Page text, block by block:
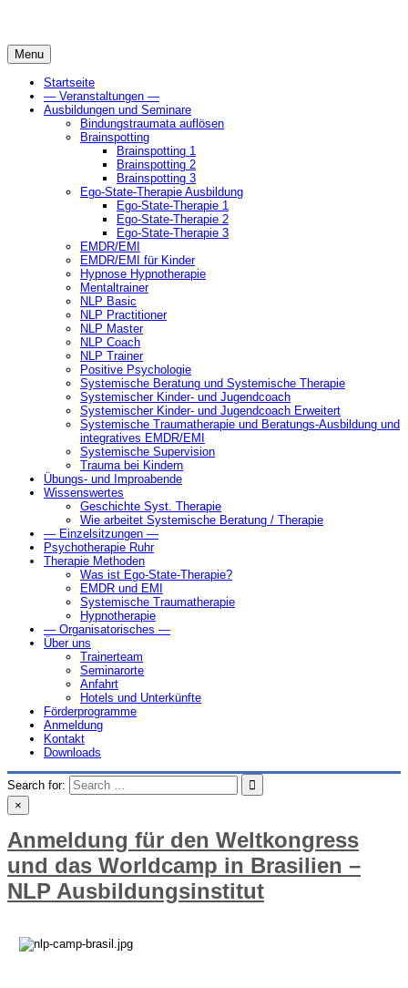
Menu
Startseite
— Veranstaltungen —
Ausbildungen und Seminare
Bindungstraumata auflösen
Brainspotting
Brainspotting 1
Brainspotting 2
Brainspotting 3
Ego-State-Therapie Ausbildung
Ego-State-Therapie 1
Ego-State-Therapie 2
Ego-State-Therapie 3
EMDR/EMI
EMDR/EMI für Kinder
Hypnose Hypnotherapie
Mentaltrainer
NLP Basic
NLP Practitioner
NLP Master
NLP Coach
NLP Trainer
Positive Psychologie
Systemische Beratung und Systemische Therapie
Systemischer Kinder- und Jugendcoach
Systemischer Kinder- und Jugendcoach Erweitert
Systemische Traumatherapie und Beratungs-Ausbildung und
integratives EMDR/EMI
Systemische Supervision
Trauma bei Kindern
Übungs- und Improabende
Wissenswertes
Geschichte Syst. Therapie
Wie arbeitet Systemische Beratung / Therapie
— Einzelsitzungen —
Psychotherapie Ruhr
Therapie Methoden
Was ist Ego-State-Therapie?
EMDR und EMI
Systemische Traumatherapie
Hypnotherapie
— Organisatorisches —
Über uns
Trainerteam
Seminarorte
Anfahrt
Hotels und Unterkünfte
Förderprogramme
Anmeldung
Kontakt
Downloads
Search for:
×
Anmeldung für den Weltkongress
und das Worldcamp in Brasilien –
NLP Ausbildungsinstitut